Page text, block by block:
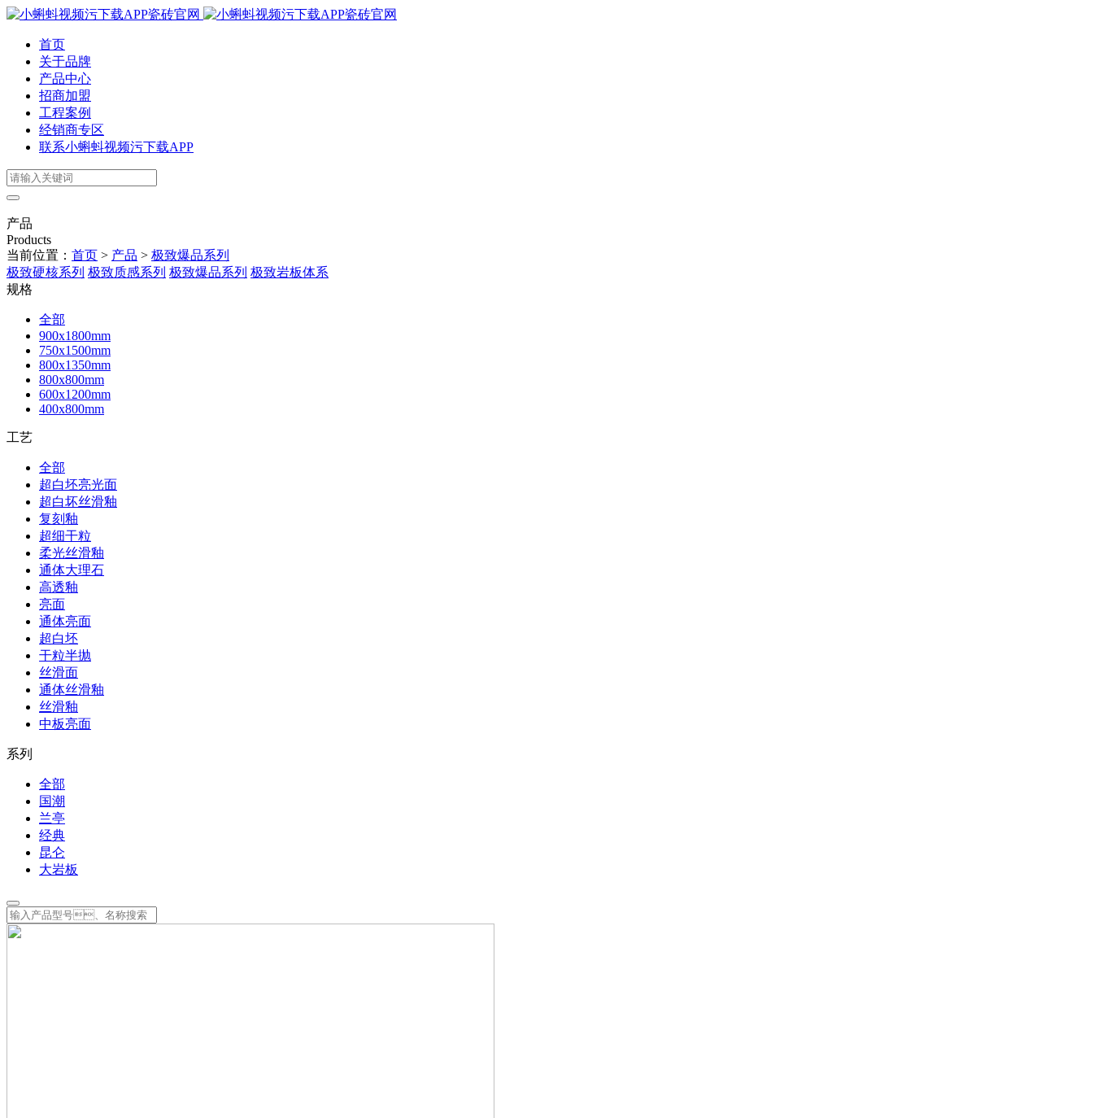
首页
关于品牌
产品中心
招商加盟
工程案例
经销商专区
联系小蝌蚪视频污下载APP
产品
Products
当前位置： 首页 > 产品 > 极致爆品系列
极致硬核系列 极致质感系列 极致爆品系列 极致岩板体系
规格
全部
900x1800mm
750x1500mm
800x1350mm
800x800mm
600x1200mm
400x800mm
工艺
全部
超白坯亮光面
超白坏丝滑釉
复刻釉
超细干粒
柔光丝滑釉
通体大理石
高透釉
亮面
通体亮面
超白坯
干粒半抛
丝滑面
通体丝滑釉
丝滑釉
中板亮面
系列
全部
国潮
兰亭
经典
昆仑
大岩板